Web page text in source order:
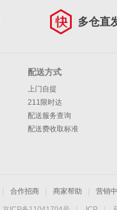
多仓直
配送方式
上门自提
211限时达
配送服务查询
配送费收取标准
合作招商 商家帮助 营销